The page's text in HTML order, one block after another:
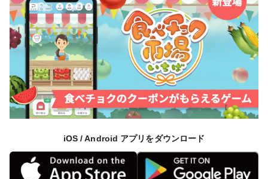
iOS / Android アプリをダウンロード